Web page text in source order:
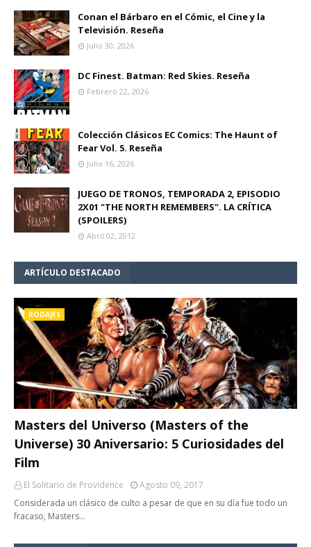
Conan el Bárbaro en el Cómic, el Cine y la
Televisión. Reseña
Julio 30, 2026
DC Finest. Batman: Red Skies. Reseña
Febrero 22, 2026
Colección Clásicos EC Comics: The Haunt of
Fear Vol. 5. Reseña
Julio 16, 2026
JUEGO DE TRONOS, TEMPORADA 2, EPISODIO
2X01 "THE NORTH REMEMBERS". LA CRÍTICA
(SPOILERS)
Abril 02, 2012
ARTÍCULO DESTACADO
RODAJES
Masters del Universo (Masters of the
Universe) 30 Aniversario: 5 Curiosidades del
Film
El Solitario de Providence
Agosto 09, 2017
Considerada un clásico de culto a pesar de que en su día fue todo un
fracaso, Masters…